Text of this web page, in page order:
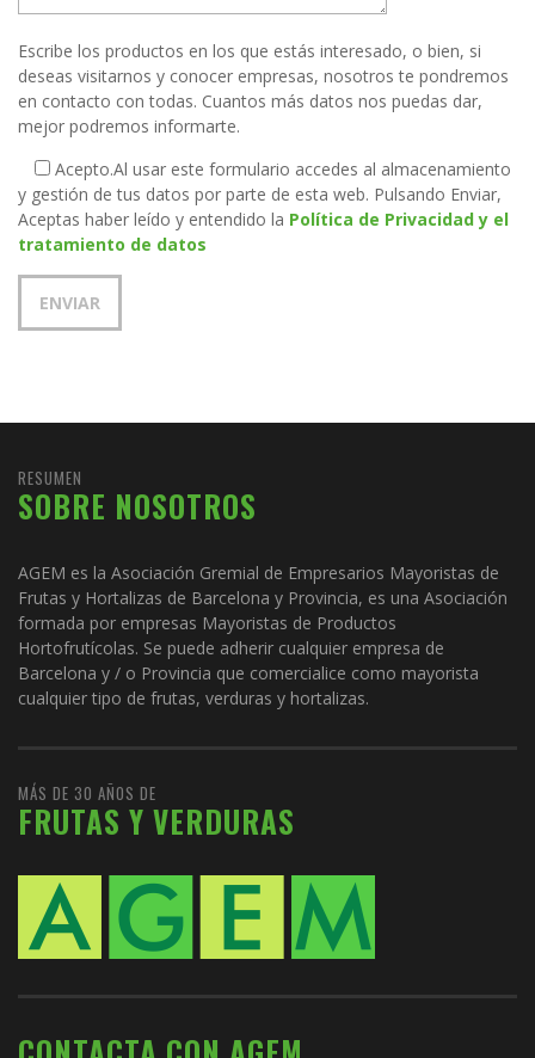
Escribe los productos en los que estás interesado, o bien, si
deseas visitarnos y conocer empresas, nosotros te pondremos
en contacto con todas. Cuantos más datos nos puedas dar,
mejor podremos informarte.
Acepto.Al usar este formulario accedes al almacenamiento
y gestión de tus datos por parte de esta web. Pulsando Enviar,
Aceptas haber leído y entendido la Política de Privacidad y el
tratamiento de datos
RESUMEN
SOBRE NOSOTROS
AGEM es la Asociación Gremial de Empresarios Mayoristas de
Frutas y Hortalizas de Barcelona y Provincia, es una Asociación
formada por empresas Mayoristas de Productos
Hortofrutícolas. Se puede adherir cualquier empresa de
Barcelona y / o Provincia que comercialice como mayorista
cualquier tipo de frutas, verduras y hortalizas.
MÁS DE 30 AÑOS DE
FRUTAS Y VERDURAS